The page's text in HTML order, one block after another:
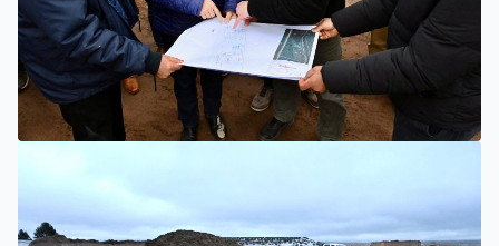
POGGI: “HEMOS ABIERTO TODOS LOS CANALES PARA LA
ARTICULACIÓN DE LOS SECTORES PÚBLICO Y PRIVADO”